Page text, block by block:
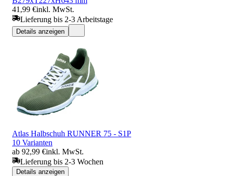
41,99 €inkl. MwSt.
Lieferung bis 2-3 Arbeitstage
Details anzeigen
Atlas Halbschuh RUNNER 75 - S1P
10 Varianten
ab 92,99 €inkl. MwSt.
Lieferung bis 2-3 Wochen
Details anzeigen